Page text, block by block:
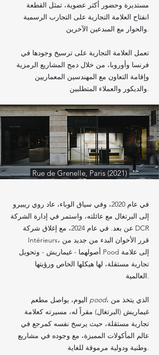
مستديرة وحضور أكثر عضوية، تمثل القطعة
انفتاح العلامة التجارية على التجارب الرسمية
والحوار مع المبدعين الآخرين.
تعمل العلامة التجارية على ترسيخ وجودها في
فرنسا وأوروبا، من خلال دمج المشاريع الرمزية
وإقامة التعاون مع المهندسين المعماريين
والديكور والعملاء المتطلبين.
Rue de Grenelle, Paris (2021)
في عام 2020، وفي سياق الوباء، عاد روي ريبيرو
إلى البرتغال مع عائلته، واستمر في إدارة الشركة
عن بعد. في عام 2024، مع إغلاق شركة DCR
Intérieurs، قرر الأخوان البدء من جديد من
أصولهما - غيماريش - وتحويل Pood إلى علامة
تجارية مستقلة، لها هيكلها الخاص ورؤيتها
العالمية.
pood، الذي يتخذ من
غيماريش (البرتغال) مقراً له، مسيرته كعلامة
تجارية مستقلة، حيث يرسخ نفسه كمرجع في
عالم المأكولات المميزة، مع وجوده في مشاريع
وطنية ودولية مرموقة للغاية.